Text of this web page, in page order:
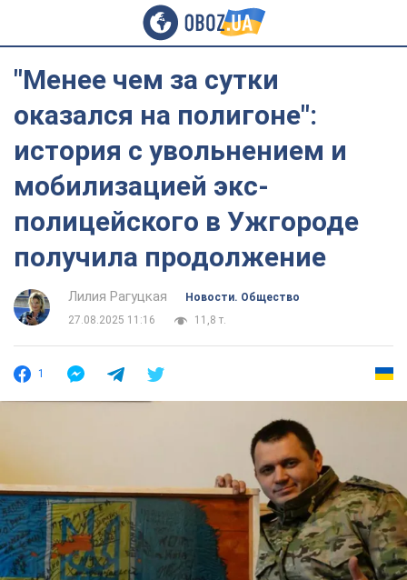
"Менее чем за сутки
оказался на полигоне":
история с увольнением и
мобилизацией экс-
полицейского в Ужгороде
получила продолжение
Лилия Рагуцкая
Новости. Общество
27.08.2025 11:16
11,8 т.
1